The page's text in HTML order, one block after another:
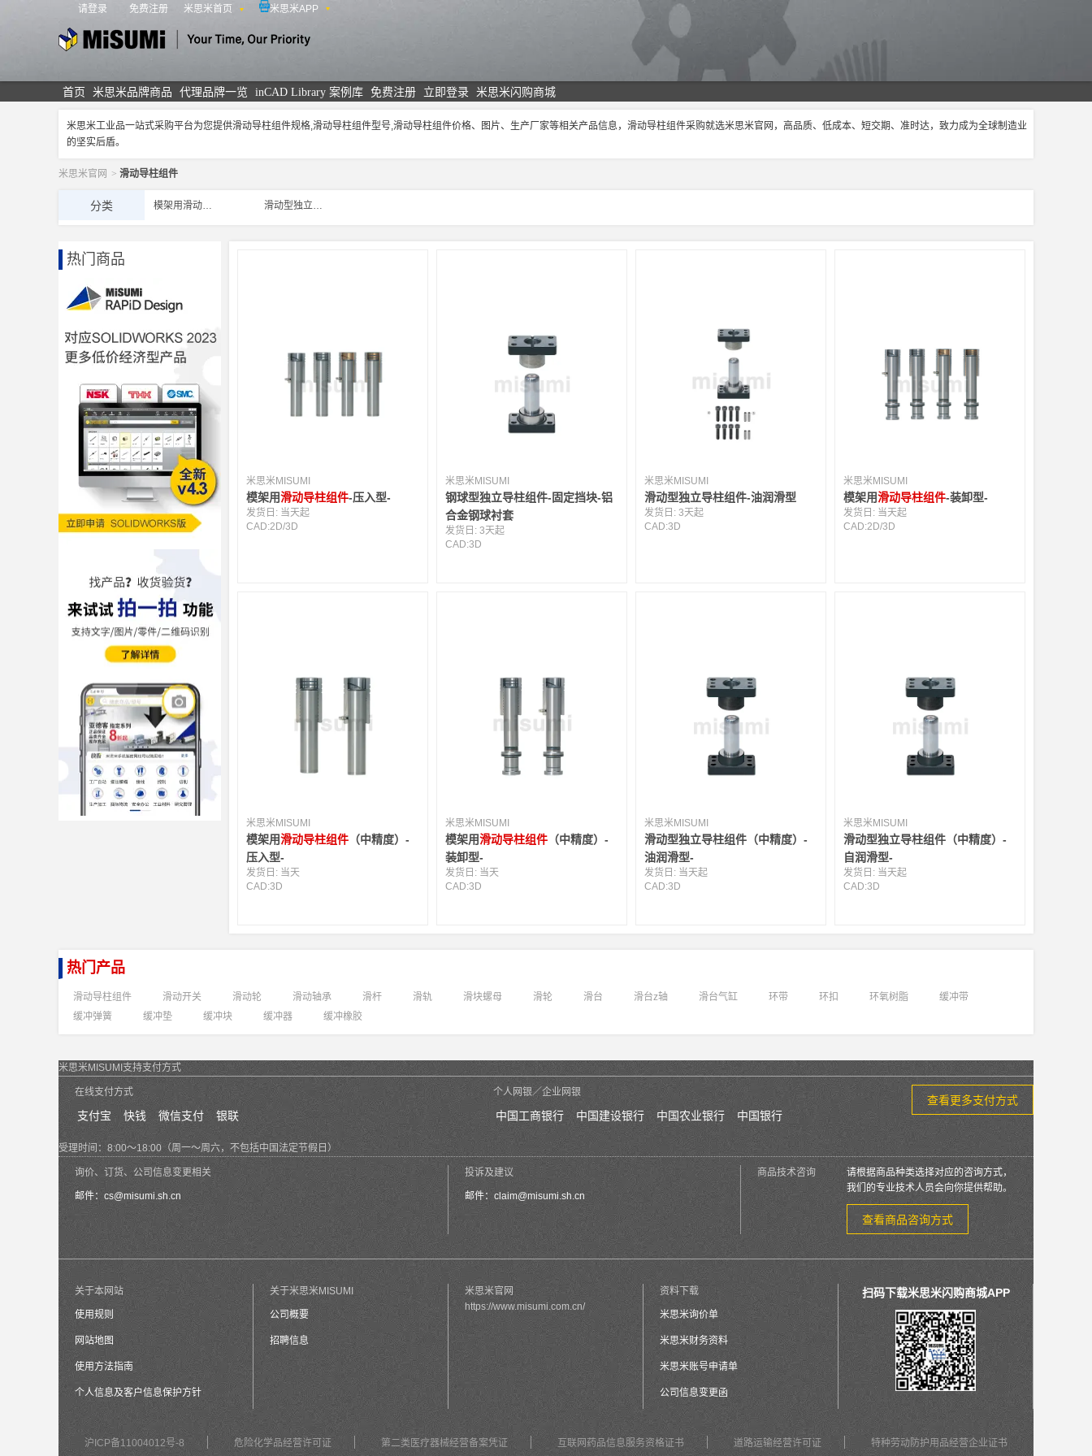
请登录 免费注册 米思米首页 米思米APP
首页 米思米品牌商品 代理品牌一览 inCAD Library 案例库 免费注册 立即登录 米思米闪购商城
米思米工业品一站式采购平台为您提供滑动导柱组件规格,滑动导柱组件型号,滑动导柱组件价格、图片、生产厂家等相关产品信息，滑动导柱组件采购就选米思米官网，高品质、低成本、短交期、准时达，致力成为全球制造业
的坚实后盾。
米思米官网 > 滑动导柱组件
分类 模架用滑动导柱组件 滑动型独立导柱组件
热门商品
米思米MISUMI
模架用滑动导柱组件-压入型-
发货日: 当天起
CAD:2D/3D
米思米MISUMI
钢球型独立导柱组件-固定挡块-铝
合金钢球衬套
发货日:3天起
CAD:3D
米思米MISUMI
滑动型独立导柱组件-油润滑型
发货日:3天起
CAD:3D
米思米MISUMI
模架用滑动导柱组件-装卸型-
发货日: 当天起
CAD:2D/3D
米思米MISUMI
模架用滑动导柱组件 （中精度）-
压入型-
发货日: 当天
CAD:3D
米思米MISUMI
模架用滑动导柱组件 （中精度）-
装卸型-
发货日: 当天
CAD:3D
米思米MISUMI
滑动型独立导柱组件（中精度）-
油润滑型-
发货日: 当天起
CAD:3D
米思米MISUMI
滑动型独立导柱组件（中精度）-
自润滑型-
发货日: 当天起
CAD:3D
热门产品
滑动导柱组件 滑动开关 滑动轮 滑动轴承 滑杆 滑轨 滑块螺母 滑轮 滑台 滑台z轴 滑台气缸 环带 环扣 环氧树脂
缓冲带
缓冲弹簧
缓冲垫 缓冲块 缓冲器 缓冲橡胶
米思米MISUMI支持支付方式
在线支付方式
支付宝 快钱 微信支付 银联
个人网银／企业网银
中国工商银行 中国建设银行 中国农业银行 中国银行
查看更多支付方式
受理时间：8:00～18:00（周一～周六，不包括中国法定节假日）
询价、订货、公司信息变更相关
邮件： cs@misumi.sh.cn
投诉及建议
邮件： claim@misumi.sh.cn
商品技术咨询
请根据商品种类选择对应的咨询方式，
我们的专业技术人员会向你提供帮助。
查看商品咨询方式
关于本网站
使用规则
网站地图
使用方法指南
个人信息及客户信息保护方针
关于米思米MISUMI
公司概要
招聘信息
米思米官网
https://www.misumi.com.cn/
资料下载
米思米询价单
米思米财务资料
米思米账号申请单
公司信息变更函
扫码下载米思米闪购商城APP
沪ICP备11004012号-8 危险化学品经营许可证 第二类医疗器械经营备案凭证 互联网药品信息服务资格证书 道路运输经营许可证 特种劳动防护用品经营企业证书